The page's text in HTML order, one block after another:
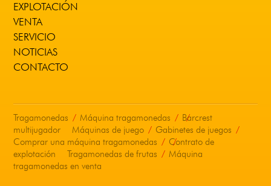
EXPLOTACIÓN
VENTA
SERVICIO
NOTICIAS
CONTACTO
Tragamonedas Máquina tragamonedas
Barcrest
multijugador
Máquinas de juego
Gabinetes de juegos
Comprar una máquina tragamonedas
Contrato de
explotación
Tragamonedas de frutas
Máquina
tragamonedas en venta